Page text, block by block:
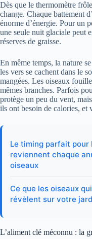
Dès que le thermomètre
change. Chaque battement
énorme d’énergie. Pour un
une seule nuit glaciale peut
réserves de graisse.
En même temps, la nature
les vers se cachent dans le
mangées. Les oiseaux
mêmes branches. Parfois
protège un peu du vent,
ils ont besoin de calories, et
Le timing parfait
reviennent chaque
oiseaux
Ce que les oiseaux
révèlent sur votre
L’aliment clé méconnu : la